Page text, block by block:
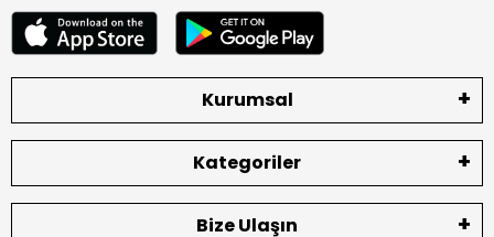
Kurumsal
Kategoriler
Bize Ulaşın